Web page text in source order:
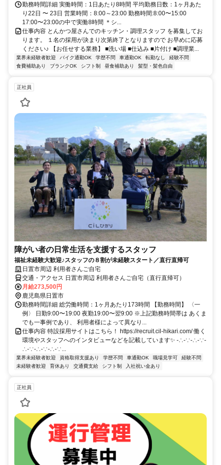
勤務時間詳細 実働時間：1日あたり8時間 平均勤務日数：1ヶ月あた
り22日 〜 23日 営業時間：8:00～23:00 勤務時間:8:00〜15:00
17:00〜23:00の中で実働8時間 ＊シ...
仕事内容 とんかつ屋さんでのキッチン・調理スタッフ を募集してお
ります。 １名の採用が決まり次第終了となりますので お早めに応募
ください♪ 【お任せする業務】 ■洗い場 ■仕込み ■片付け ■調理業...
業界未経験者歓迎 バイク通勤OK 学歴不問 車通勤OK 転勤なし
経験不問
食費補助あり
ブランクOK シフト制 昼食補助あり 髪型・髪色自由
正社員
障がい者の日常生活を支援するスタッフ
福祉未経験大歓迎♪スタッフの８割が未経験スタート／直行直帰可
日置市周辺 利用者さんご自宅
交通・アクセス 日置市周辺 利用者さんご自宅（直行直帰可）
月給273,500円
鹿児島県日置市
勤務時間詳細 総労働時間：1ヶ月あたり173時間 【勤務時間】 〈一
例〉 日勤9:00〜19:00 夜勤19:00〜翌9:00 ※上記勤務時間帯は あくま
でも一事例であり、 利用者様によって異なり...
仕事内容 特設採用サイトはこちら！ https://recruit.cil-hikari.com/ 働く
環境やスタッフへのインタビューなどを記載しています✨ -∴-∵-∴-∵-
∴-∵-∴-∵-∴-∵...
業界未経験者歓迎 資格取得支援あり 学歴不問 車通勤OK 職場見学可
経験不問
未経験者歓迎
育休あり 交通費支給 シフト制 入社祝い金あり
正社員